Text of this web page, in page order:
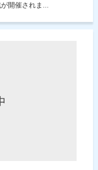
開催されま...